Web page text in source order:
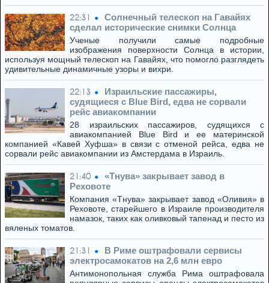
22:31
Солнечный телескоп на Гавайях
сделал исторические снимки Солнца
Ученые получили самые подробные
изображения поверхности Солнца в истории,
используя мощный телескоп на Гавайях, что помогло разглядеть
удивительные динамичные узоры и вихри.
22:13
Израильские пассажиры,
судящиеся с Blue Bird, едва не сорвали
рейс авиакомпании
28 израильских пассажиров, судящихся с
авиакомпанией Blue Bird и ее материнской
компанией «Кавей Хуфша» в связи с отменой рейса, едва не
сорвали рейс авиакомпании из Амстердама в Израиль.
21:40
«Тнува» закрывает завод в
Реховоте
Компания «Тнува» закрывает завод «Оливия» в
Реховоте, старейшего в Израиле производителя
намазок, таких как оливковый тапенад и песто из
вяленых томатов.
21:31
В Риме оштрафовали сервисы
электросамокатов на 2,6 млн евро
Антимонопольная служба Рима оштрафовала